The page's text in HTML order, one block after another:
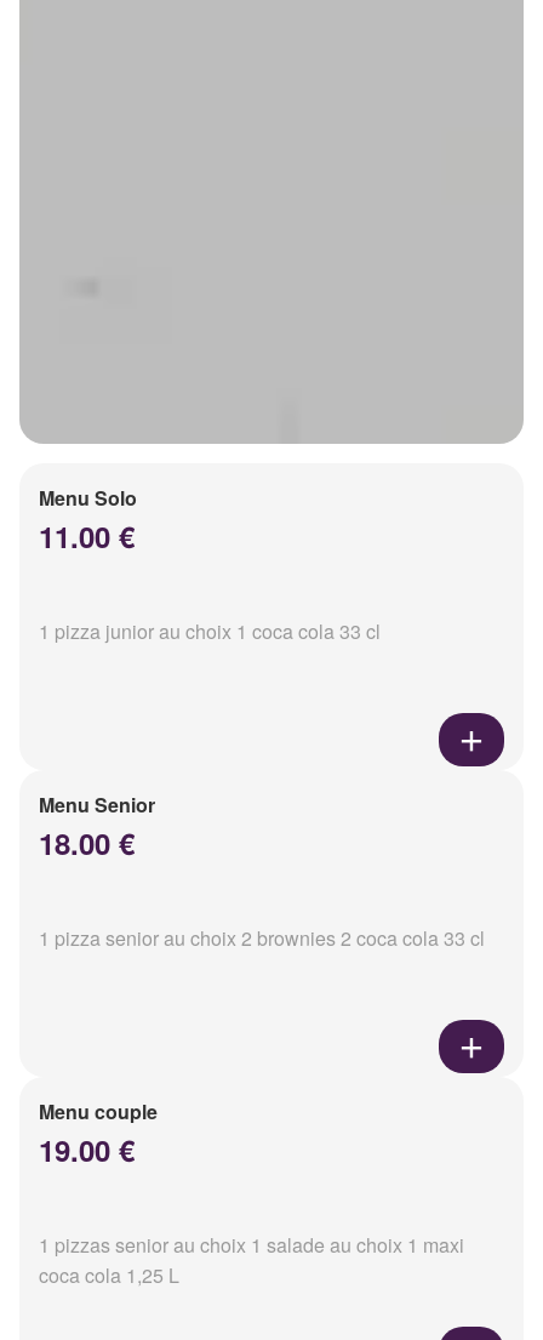
Menu Solo
11.00 €
1 pizza junior au choix 1 coca cola 33 cl
Menu Senior
18.00 €
1 pizza senior au choix 2 brownies 2 coca cola 33 cl
Menu couple
19.00 €
1 pizzas senior au choix 1 salade au choix 1 maxi
coca cola 1,25 L